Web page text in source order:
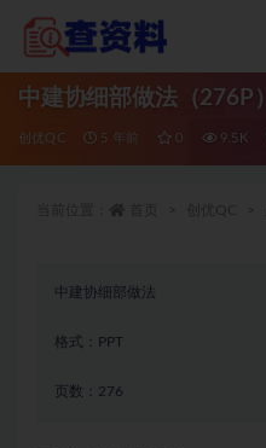
中建协细部做法（276P）
创优QC 5 年前 0 9.5K
中建协细部做法
格式：PPT
页数：276